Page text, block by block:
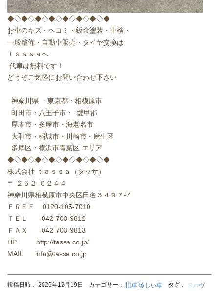
◆◇◆◇◆◇◆◇◆◇◆◇◆◇◆
お車のキズ・ヘコミ・鈑金塗装・車検・
一般整備・自動車販売・タイヤ交換は
ｔａｓｓａへ
代車は無料です！
どうぞご気軽にお問い合わせ下さい
神奈川県 ・東京都・相模原市
町田市・八王子市・ 愛甲郡
厚木市・多摩市・海老名市
大和市・稲城市・川崎市・麻生区
多摩区・横浜市青葉区 エリア
◆◇◆◇◆◇◆◇◆◇◆◇◆◇◆
株式会社 ｔａｓｓａ（タッサ）
〒 ２５２-０２４４
神奈川県相模原市中央区田名３４９７-7
ＦＲＥＥ 0120-105-7010
ＴＥＬ 042-703-9812
ＦＡＸ 042-703-9813
HP http://tassa.co.jp/
MAIL info@tassa.co.jp
投稿日時： 2025年12月19日 カテゴリー： 旧車 珍しい車 タグ： ニーヴ